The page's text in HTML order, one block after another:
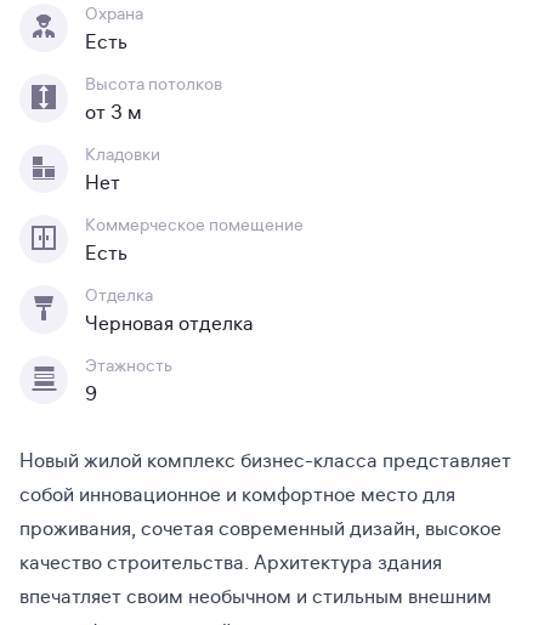
Охрана
Есть
Высота потолков
от 3 м
Кладовки
Нет
Коммерческое помещение
Есть
Отделка
Черновая отделка
Этажность
9
Hовый жилой комплекс бизнес-класса представляет
собой инновационное и комфортное место для
проживания, сочетая современный дизайн, высокое
качество строительства. Архитектура здания
впечатляет своим необычном и стильным внешним